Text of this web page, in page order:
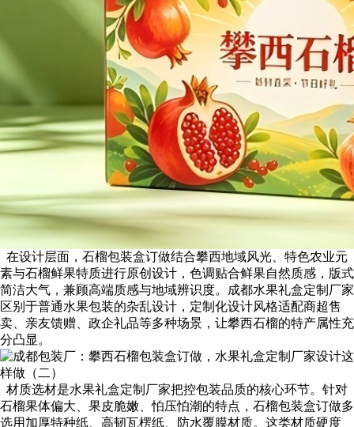
在设计层面，石榴包装盒订做结合攀西地域风光、特色农业元
素与石榴鲜果特质进行原创设计，色调贴合鲜果自然质感，版式
简洁大气，兼顾高端质感与地域辨识度。成都水果礼盒定制厂家
区别于普通水果包装的杂乱设计，定制化设计风格适配商超售
卖、亲友馈赠、政企礼品等多种场景，让攀西石榴的特产属性充
分凸显。
材质选材是水果礼盒定制厂家把控包装品质的核心环节。针对
石榴果体偏大、果皮脆嫩、怕压怕潮的特点，石榴包装盒订做多
选用加厚特种纸、高韧瓦楞纸、防水覆膜材质。这类材质硬度